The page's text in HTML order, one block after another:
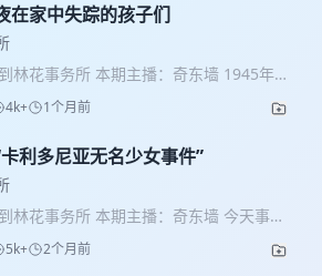
：“pgg”，找到pgg旗舰店，找客服报专
事务所 ”可获得专属链接 真的第一次知
这种产品，揉腹+艾灸+热敷三合一，试
很适合我们这种久坐便秘，代谢差，肚
人群，对缓解便秘、湿气重、肚子肉多
腹，又能揉肚子通中焦助消化，还可以
灸仪，真的是很实用了~而且还可以送给
妈婆婆，产后、带娃闺蜜，真的很合
火艾灸揉腹仪 ✅ 揉腹促肠胃蠕动 椭圆
不是表面挠痒，重点针对胃部和腹部穴
是年轻护士，有的是已婚母亲。有人在
失踪，有人在自己家中凭空消失，没有
挣扎，也几乎没有留下任何线索。 更诡
7起案件几乎都发生在同一天——星期
入了数千名警力，锁定过嫌疑人，也曾
旧逍遥法外。 有人认为，这是同一个连
的罪行；也有人坚信，真正的真相远比
杂。今天，我们就带大家走进日本最神
人窒息的悬案——「星期三绞杀魔事
相关照片 前两位受害者遗体被发现的须
三位受害者千鶴子工作的縫製公司 — リム
在家中失踪的孩子们
林花事务所 本期主播：奇东墙 1945年
圣诞夜，一场突如其来的大火，摧毁了
家庭。最终，当大火被扑灭、整栋房子
案主人公的姓氏英文是Sodder，标准音
’，但中文网络里‘萨德’这个译法也很常
家检索方便，咱们这期沿用‘萨德’这个说
关照片 索德家族通过《贝克利邮报先驱
原始广告牌 索德孩子们的传单 乔治和珍
4k+ 1个月前
利多尼亚无名少女事件”
林花事务所 本期主播：奇东墙 今天事务
件发生在美国。1979年深秋，美国纽约
泞玉米地里，赫然出现了一具身中两枪
5k+ 2个月前